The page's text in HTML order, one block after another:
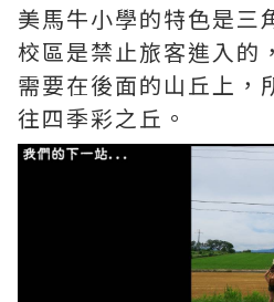
美馬牛小學的特色是三
校區是禁止旅客進入的
需要在後面的山丘上，
往四季彩之丘。